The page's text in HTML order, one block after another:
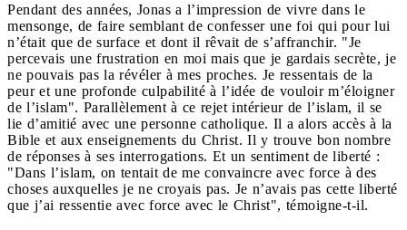
Pendant des années, Jonas a l’impression de vivre dans le
mensonge, de faire semblant de confesser une foi qui pour lui
n’était que de surface et dont il rêvait de s’affranchir. "Je
percevais une frustration en moi mais que je gardais secrète, je
ne pouvais pas la révéler à mes proches. Je ressentais de la
peur et une profonde culpabilité à l’idée de vouloir m’éloigner
de l’islam". Parallèlement à ce rejet intérieur de l’islam, il se
lie d’amitié avec une personne catholique. Il a alors accès à la
Bible et aux enseignements du Christ. Il y trouve bon nombre
de réponses à ses interrogations. Et un sentiment de liberté :
"Dans l’islam, on tentait de me convaincre avec force à des
choses auxquelles je ne croyais pas. Je n’avais pas cette liberté
que j’ai ressentie avec force avec le Christ", témoigne-t-il.